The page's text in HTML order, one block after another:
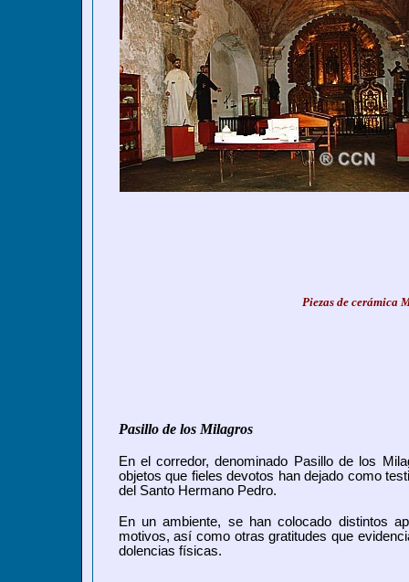
Piezas de cerámica
Pasillo de los Milagros
En el corredor, denominado Pasillo de los
objetos que fieles devotos han dejado como
del Santo Hermano Pedro.
En un ambiente, se han colocado distintos
motivos, así como otras gratitudes que
dolencias físicas.